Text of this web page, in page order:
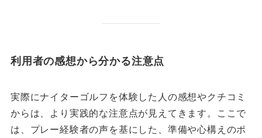
利用者の感想から分かる注意点
実際にナイターゴルフを体験した人の感想やクチコミ
からは、より実践的な注意点が見えてきます。ここで
は、プレー経験者の声を基にした、準備や心構えのポ